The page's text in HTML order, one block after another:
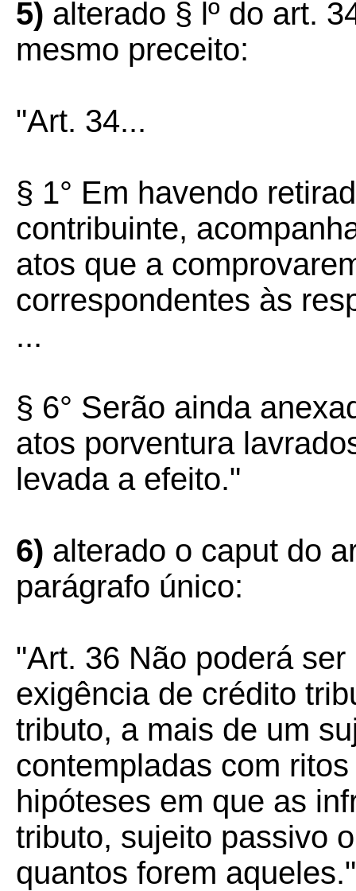
5) alterado § lº do art.
mesmo preceito:
"Art. 34...
§ 1° Em havendo
contribuinte,
atos que a
correspondentes às
...
§ 6° Serão ainda
atos porventura
levada a efeito."
6) alterado o caput do
parágrafo único:
"Art. 36 Não poderá
exigência de crédito
tributo, a mais de um
contempladas com
hipóteses em que as
tributo, sujeito passivo
quantos forem aqueles."